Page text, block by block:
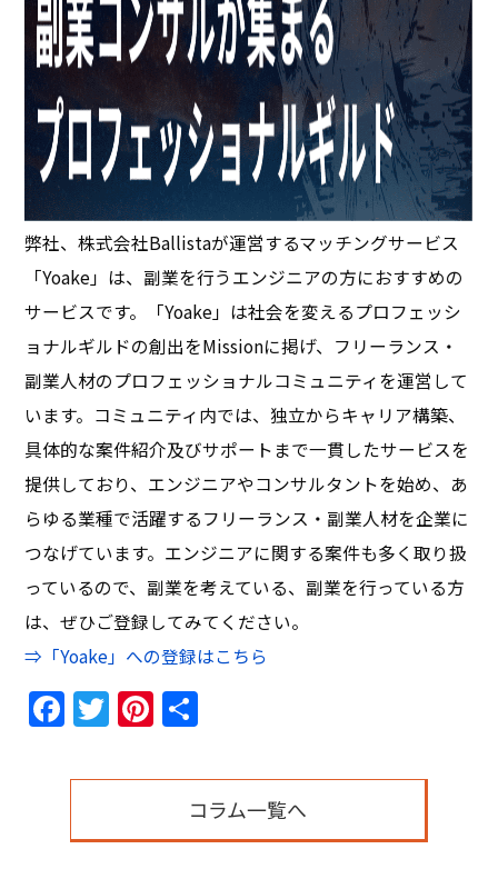
弊社、株式会社Ballistaが運営するマッチングサービス
「Yoake」は、副業を行うエンジニアの方におすすめの
サービスです。「Yoake」は社会を変えるプロフェッシ
ョナルギルドの創出をMissionに掲げ、フリーランス・
副業人材のプロフェッショナルコミュニティを運営して
います。コミュニティ内では、独立からキャリア構築、
具体的な案件紹介及びサポートまで一貫したサービスを
提供しており、エンジニアやコンサルタントを始め、あ
らゆる業種で活躍するフリーランス・副業人材を企業に
つなげています。エンジニアに関する案件も多く取り扱
っているので、副業を考えている、副業を行っている方
は、ぜひご登録してみてください。
⇒「Yoake」への登録はこちら
Facebook
TwitterPinterest
コラム一覧へ